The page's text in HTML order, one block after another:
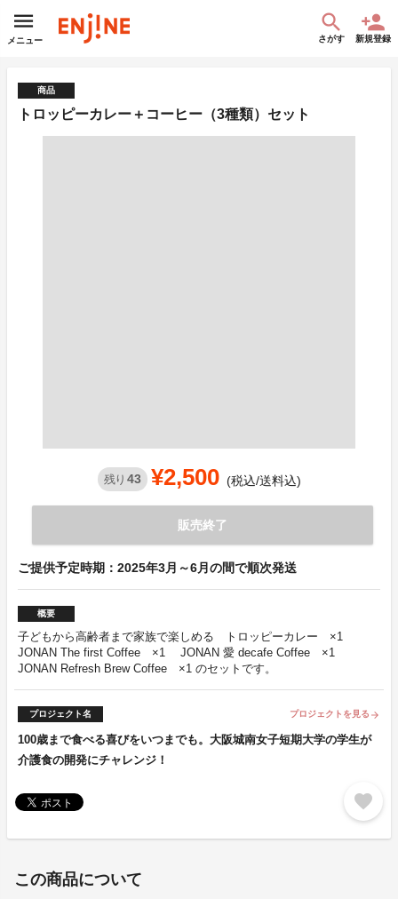
メニュー さがす 新規登録
商品
トロッピーカレー＋コーヒー（3種類）セット
残り 43 ¥2,500 (税込/送料込)
販売終了
ご提供予定時期：2025年3月～6月の間で順次発送
概要
子どもから高齢者まで家族で楽しめる トロッピーカレー ×1
JONAN The first Coffee ×1 JONAN 愛 decafe Coffee ×1
JONAN Refresh Brew Coffee ×1 のセットです。
プロジェクト名 プロジェクトを見る arrow_forward
100歳まで食べる喜びをいつまでも。大阪城南女子短期大学の学生が
介護食の開発にチャレンジ！
favorite
この商品について